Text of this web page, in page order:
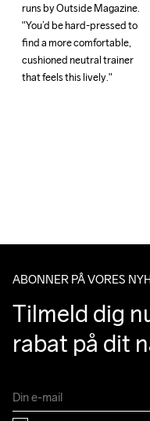
runs by Outside Magazine.
"You’d be hard-pressed to
find a more comfortable,
cushioned neutral trainer
that feels this lively."
runs by Outside Magazine.
"You’d be hard-pressed to
find a more comfortable,
cushioned neutral trainer
that feels this lively."
ABONNER PÅ VORES
Tilmeld dig
rabat på dit